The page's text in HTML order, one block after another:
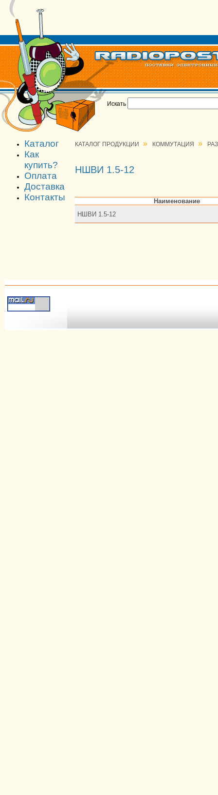
Искать
Каталог
Как
купить?
Оплата
Доставка
Контакты
КАТАЛОГ ПРОДУКЦИИ » КОММУТАЦИЯ »
НШВИ 1.5-12
Наименование
НШВИ 1.5-12